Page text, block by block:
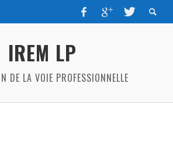
IREM LP
DE LA VOIE PROFESSIONNELLE